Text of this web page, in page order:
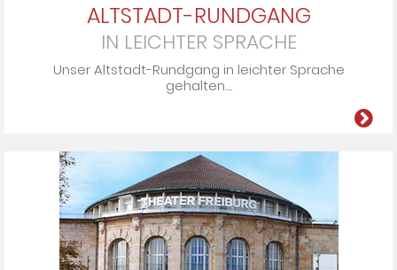
ALTSTADT-RUNDGANG
IN LEICHTER SPRACHE
Un­ser Alt­stadt-Rund­gang in leich­ter Spra­che
ge­hal­ten....